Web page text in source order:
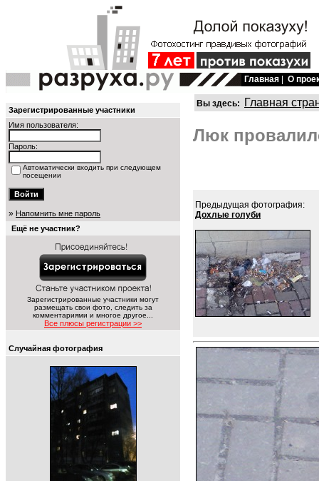
Главная О
Зарегистрированные участники
Имя пользователя:
Пароль:
Автоматически входить при следующем
посещении
» Напомнить мне пароль
Ещё не участник?
Зарегистрированные участники могут
размещать свои фото, следить за
комментариями и многое другое...
Все плюсы регистрации >>
Случайная фотография
Вы здесь: Главная
Люк
Предыдущая фотография:
Дохлые голуби